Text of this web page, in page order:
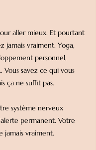
aller mieux. Et pourtant
jamais vraiment. Yoga,
personnel,
Vous savez ce qui vous
ça ne suffit pas.
système nerveux
permanent. Votre
jamais vraiment.